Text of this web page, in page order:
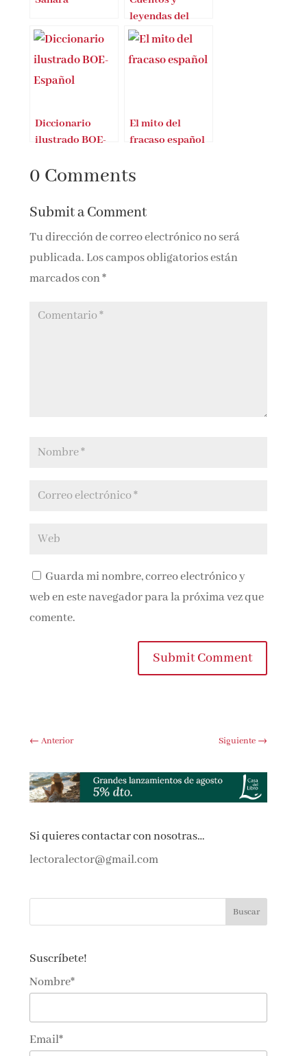
leyendas del
Sáhara
Diccionario
ilustrado BOE-
El mito del
fracaso español
0 Comments
Submit a Comment
Tu dirección de correo electrónico no será
publicada. Los campos obligatorios están
marcados con*
Guarda mi nombre, correo electrónico y
web en este navegador para la próxima vez que
comente.
Submit Comment
←Anterior Siguiente→
Si quieres contactar con nosotras…
lectoralector@gmail.com
Suscríbete!
Nombre*
Email*